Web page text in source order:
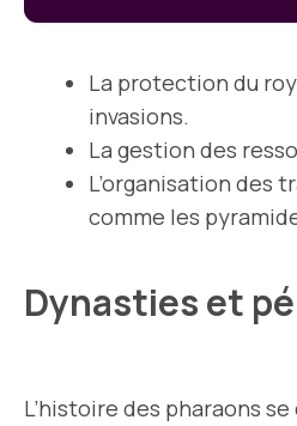
La protection du
invasions.
La gestion des
L’organisation des
comme les
Dynasties et
L’histoire des pharaons